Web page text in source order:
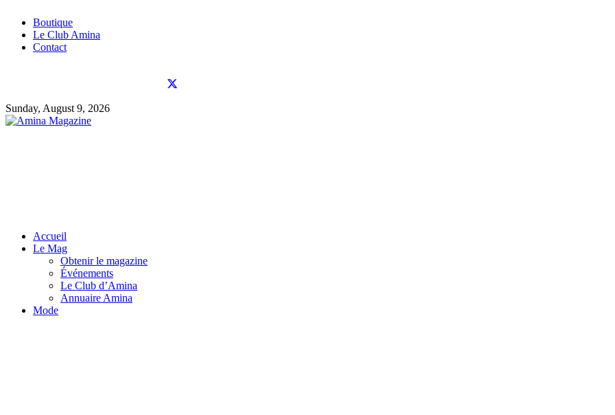
Boutique
Le Club Amina
Contact
Sunday, August 9, 2026
Accueil
Le Mag
Obtenir le magazine
Événements
Le Club d’Amina
Annuaire Amina
Mode